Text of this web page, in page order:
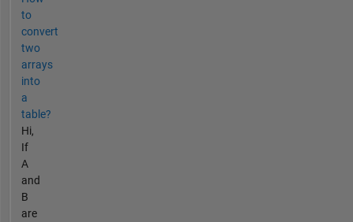
to
convert
two
arrays
into
a
table?
Hi,
If
A
and
B
are